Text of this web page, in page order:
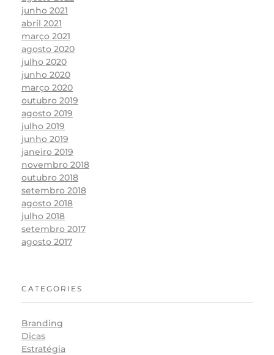
junho 2021
abril 2021
março 2021
agosto 2020
julho 2020
junho 2020
março 2020
outubro 2019
agosto 2019
julho 2019
junho 2019
janeiro 2019
novembro 2018
outubro 2018
setembro 2018
agosto 2018
julho 2018
setembro 2017
agosto 2017
CATEGORIES
Branding
Dicas
Estratégia